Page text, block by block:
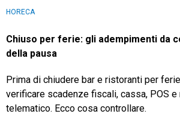
HORECA
Chiuso per ferie: gli adempimenti da
della pausa
Prima di chiudere bar e ristoranti per
verificare scadenze fiscali, cassa, POS
telematico. Ecco cosa controllare.